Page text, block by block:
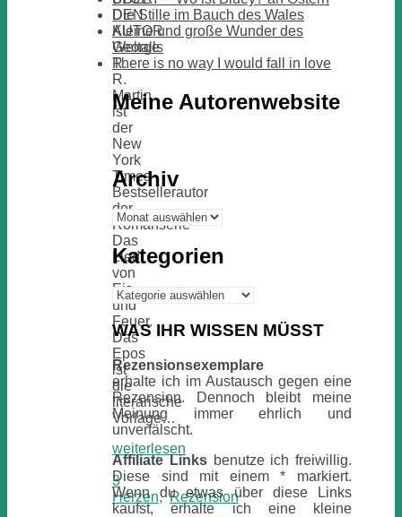
DEN
AUTOR
George
R.
R.
Martin
ist
der
New
York
Times-
Bestsellerautor
der
Romanserie
Das
Lied
von
Eis
und
Feuer.
Das
Epos
ist
die
literarische
Vorlage…
weiterlesen
3
Herzen,Rezension
Die Stille im Bauch des Wales
Kleine und große Wunder des
Weltalls
There is no way I would fall in love
Meine Autorenwebsite
Archiv
Archiv
Kategorien
Kategorien
WAS IHR WISSEN MÜSST
Rezensionsexemplare
erhalte ich im Austausch gegen eine
Rezension. Dennoch bleibt meine
Meinung immer ehrlich und
unverfälscht.
Affiliate Linksbenutze ich freiwillig.
Diese sind mit einem * markiert.
Wenn du etwas über diese Links
kaufst, erhalte ich eine kleine